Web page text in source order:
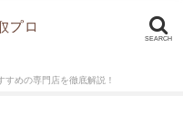
SEARCH
めの専門店を徹底解説！